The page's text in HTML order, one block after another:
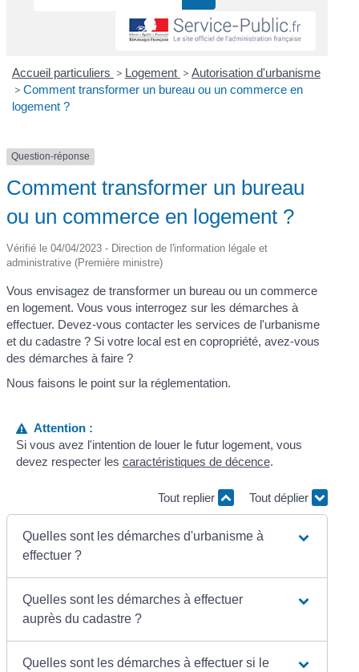
Accueil particuliers > Logement > Autorisation d'urbanisme
> Comment transformer un bureau ou un commerce en
logement ?
Question-réponse
Comment transformer un bureau
ou un commerce en logement ?
Vérifié le 04/04/2023 - Direction de l'information légale et
administrative (Première ministre)
Vous envisagez de transformer un bureau ou un commerce
en logement. Vous vous interrogez sur les démarches à
effectuer. Devez-vous contacter les services de l'urbanisme
et du cadastre ? Si votre local est en copropriété, avez-vous
des démarches à faire ?
Nous faisons le point sur la réglementation.
Attention :
Si vous avez l'intention de louer le futur logement, vous
devez respecter les caractéristiques de décence.
Tout replier Tout déplier
Quelles sont les démarches d'urbanisme à
effectuer ?
Quelles sont les démarches à effectuer
auprès du cadastre ?
Quelles sont les démarches à effectuer si le